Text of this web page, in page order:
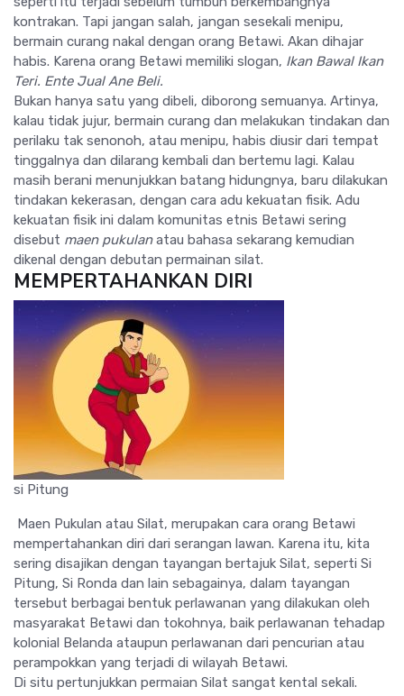
kontrakan. Tapi jangan salah, jangan sesekali menipu,
bermain curang nakal dengan orang Betawi. Akan dihajar
habis. Karena orang Betawi memiliki slogan, Ikan Bawal Ikan
Teri. Ente Jual Ane Beli.
Bukan hanya satu yang dibeli, diborong semuanya. Artinya,
kalau tidak jujur, bermain curang dan melakukan tindakan dan
perilaku tak senonoh, atau menipu, habis diusir dari tempat
tinggalnya dan dilarang kembali dan bertemu lagi. Kalau
masih berani menunjukkan batang hidungnya, baru dilakukan
tindakan kekerasan, dengan cara adu kekuatan fisik. Adu
kekuatan fisik ini dalam komunitas etnis Betawi sering
disebut maen pukulanatau bahasa sekarang kemudian
dikenal dengan debutan permainan silat.
MEMPERTAHANKAN DIRI
si Pitung
Maen Pukulan atau Silat, merupakan cara orang Betawi
mempertahankan diri dari serangan lawan. Karena itu, kita
sering disajikan dengan tayangan bertajuk Silat, seperti Si
Pitung, Si Ronda dan lain sebagainya, dalam tayangan
tersebut berbagai bentuk perlawanan yang dilakukan oleh
masyarakat Betawi dan tokohnya, baik perlawanan tehadap
kolonial Belanda ataupun perlawanan dari pencurian atau
perampokkan yang terjadi di wilayah Betawi.
Di situ pertunjukkan permaian Silat sangat kental sekali.